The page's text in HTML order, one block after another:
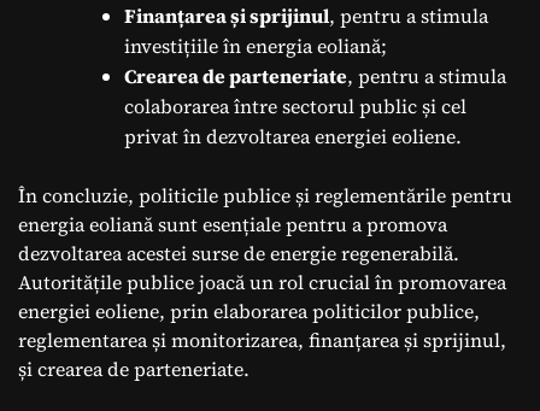
Finanțarea și sprijinul, pentru a stimula
investițiile în energia eoliană;
Crearea de parteneriate, pentru a stimula
colaborarea între sectorul public și cel
privat în dezvoltarea energiei eoliene.
În concluzie, politicile publice și reglementările pentru
energia eoliană sunt esențiale pentru a promova
dezvoltarea acestei surse de energie regenerabilă.
Autoritățile publice joacă un rol crucial în promovarea
energiei eoliene, prin elaborarea politicilor publice,
reglementarea și monitorizarea, finanțarea și sprijinul,
și crearea de parteneriate.